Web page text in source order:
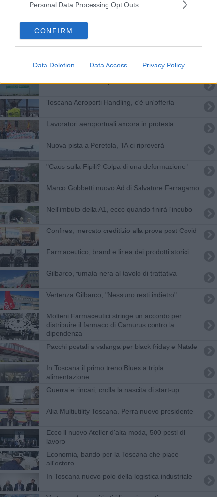
Personal Data Processing Opt Outs
CONFIRM
Data Deletion Data Access Privacy Policy
In aeroporto test rapidi anti-Covid su viaggiatori
Nuova galleria in A1, abbattuto l'ultimo diaframma
Leonardo Bieber alla guida di Firenze Parcheggi
Toscana Aeroporti Handling, c'è un'offerta
Lavoratori aeroportuali ancora in protesta
Nuova pista a Peretola, TA ci riproverà
"Caos sulla Fipili? Colpa di una deformazione"
Marco Gobbetti nuovo Ad di Salvatore Ferragamo
Nell'imbuto della A1, ecco quando finirà l'incubo
Confires, mercato creditizio alla prova post Covid
Farmaceutico, brand e linea dei prodotti storici
Gilbarco, fumata nera al tavolo di trattativa
Vertenza Gilbarco, "Nessuno resti indietro"
Molteni Farmaceutici stringe un accordo per
distribuire il farmaco di Camurus contro la
dipendenza
Pacchi postali a valanga per black friday e Natale
In Toscana il primo treno Blues a tripla
alimentazione
Guerra e rincari, crolla la nascita di start-up
​Alia Multiutility Toscana, Perra nuovo presidente
Ecco il nuovo Atelier d'alta moda, 500 posti di
lavoro
Economia, bando per la Toscana che piace
all'estero
In Toscana nuovo polo della logistica industriale